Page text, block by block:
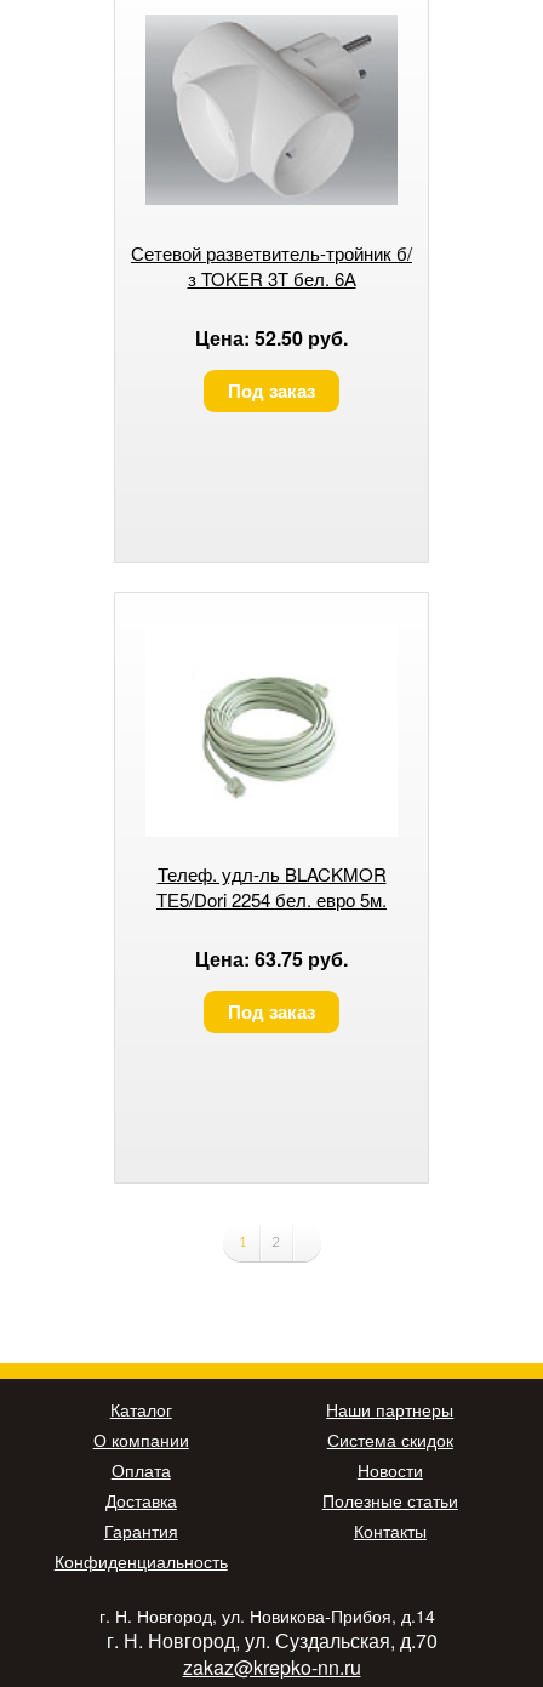
Сетевой разветвитель-тройник б/
з TOKER 3Т бел. 6А
Цена: 52.50 руб.
Под заказ
Телеф. удл-ль BLACKMOR
ТЕ5/Dori 2254 бел. евро 5м.
Цена: 63.75 руб.
Под заказ
1 2
Каталог
О компании
Оплата
Доставка
Гарантия
Конфиденциальность
Наши партнеры
Система скидок
Новости
Полезные статьи
Контакты
г. Н. Новгород, ул. Новикова-Прибоя, д.14
г. Н. Новгород, ул. Суздальская, д.70
zakaz@krepko-nn.ru